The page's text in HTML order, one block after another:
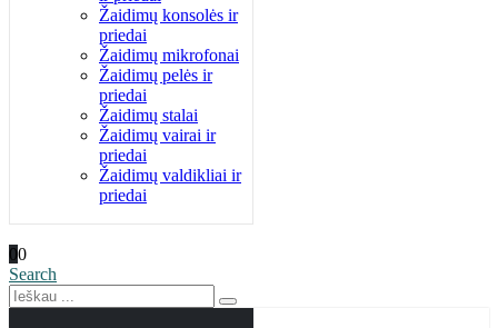
Žaidimų konsolės ir
priedai
Žaidimų mikrofonai
Žaidimų pelės ir
priedai
Žaidimų stalai
Žaidimų vairai ir
priedai
Žaidimų valdikliai ir
priedai
00
Search